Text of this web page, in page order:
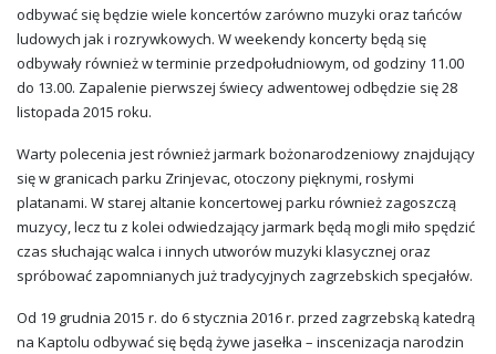
odbywać się będzie wiele koncertów zarówno muzyki oraz tańców
ludowych jak i rozrywkowych. W weekendy koncerty będą się
odbywały również w terminie przedpołudniowym, od godziny 11.00
do 13.00. Zapalenie pierwszej świecy adwentowej odbędzie się 28
listopada 2015 roku.
Warty polecenia jest również jarmark bożonarodzeniowy znajdujący
się w granicach parku Zrinjevac, otoczony pięknymi, rosłymi
platanami. W starej altanie koncertowej parku również zagoszczą
muzycy, lecz tu z kolei odwiedzający jarmark będą mogli miło spędzić
czas słuchając walca i innych utworów muzyki klasycznej oraz
spróbować zapomnianych już tradycyjnych zagrzebskich specjałów.
Od 19 grudnia 2015 r. do 6 stycznia 2016 r. przed zagrzebską katedrą
na Kaptolu odbywać się będą żywe jasełka – inscenizacja narodzin